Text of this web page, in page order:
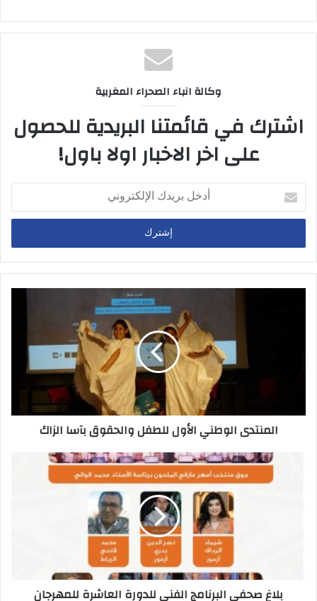
وكالة انباء الصحراء المغربية
اشترك في قائمتنا البريدية للحصول
على اخر الاخبار اولا باول!
أدخل
بريدك
الإلكتروني
المنتدى الوطني الأول للطفل والحقوق بآسا الزاك
بلاغ صحفي البرنامج الفني للدورة العاشرة للمهرجان